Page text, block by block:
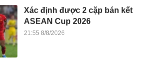
Xác định được 2 cặp bán kết
ASEAN Cup 2026
21:55 8/8/2026